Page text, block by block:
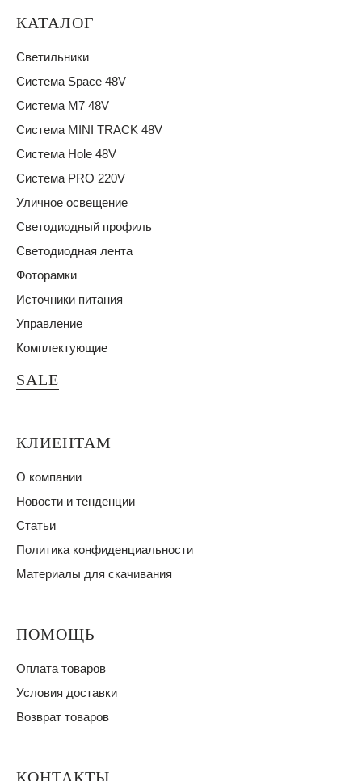
КАТАЛОГ
Светильники
Система Space 48V
Система M7 48V
Система MINI TRACK 48V
Система Hole 48V
Система PRO 220V
Уличное освещение
Светодиодный профиль
Светодиодная лента
Фоторамки
Источники питания
Управление
Комплектующие
SALE
КЛИЕНТАМ
О компании
Новости и тенденции
Статьи
Политика конфиденциальности
Материалы для скачивания
ПОМОЩЬ
Оплата товаров
Условия доставки
Возврат товаров
КОНТАКТЫ